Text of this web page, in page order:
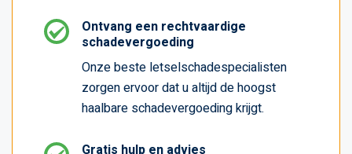
Ontvang een rechtvaardige
schadevergoeding
Onze beste letselschadespecialisten
zorgen ervoor dat u altijd de hoogst
haalbare schadevergoeding krijgt.
Gratis hulp en advies